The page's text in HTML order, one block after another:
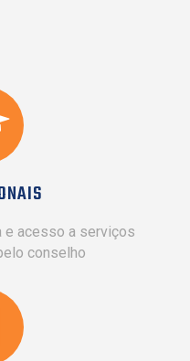
e acesso a serviços
conselho